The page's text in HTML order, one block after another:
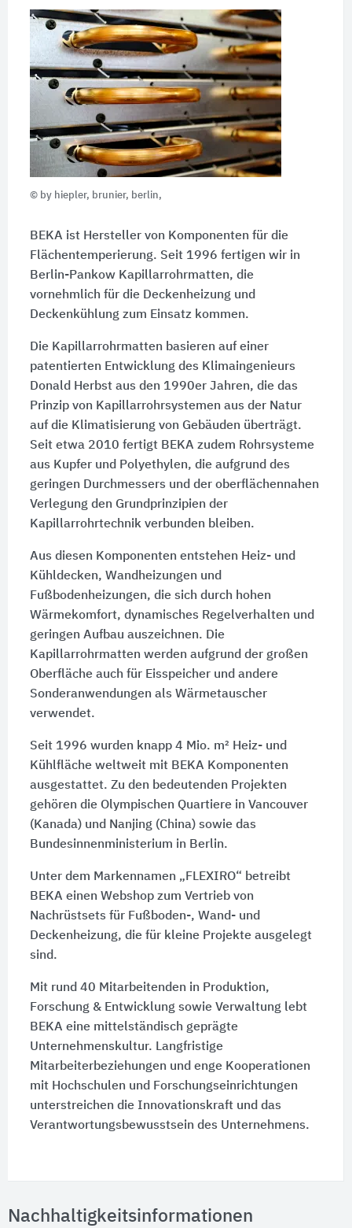
© by hiepler, brunier, berlin,
BEKA ist Hersteller von Komponenten für die
Flächentemperierung. Seit 1996 fertigen wir in
Berlin-Pankow Kapillarrohrmatten, die
vornehmlich für die Deckenheizung und
Deckenkühlung zum Einsatz kommen.
Die Kapillarrohrmatten basieren auf einer
patentierten Entwicklung des Klimaingenieurs
Donald Herbst aus den 1990er Jahren, die das
Prinzip von Kapillarrohrsystemen aus der Natur
auf die Klimatisierung von Gebäuden überträgt.
Seit etwa 2010 fertigt BEKA zudem Rohrsysteme
aus Kupfer und Polyethylen, die aufgrund des
geringen Durchmessers und der oberflächennahen
Verlegung den Grundprinzipien der
Kapillarrohrtechnik verbunden bleiben.
Aus diesen Komponenten entstehen Heiz- und
Kühldecken, Wandheizungen und
Fußbodenheizungen, die sich durch hohen
Wärmekomfort, dynamisches Regelverhalten und
geringen Aufbau auszeichnen. Die
Kapillarrohrmatten werden aufgrund der großen
Oberfläche auch für Eisspeicher und andere
Sonderanwendungen als Wärmetauscher
verwendet.
Seit 1996 wurden knapp 4 Mio. m² Heiz- und
Kühlfläche weltweit mit BEKA Komponenten
ausgestattet. Zu den bedeutenden Projekten
gehören die Olympischen Quartiere in Vancouver
(Kanada) und Nanjing (China) sowie das
Bundesinnenministerium in Berlin.
Unter dem Markennamen „FLEXIRO“ betreibt
BEKA einen Webshop zum Vertrieb von
Nachrüstsets für Fußboden-, Wand- und
Deckenheizung, die für kleine Projekte ausgelegt
sind.
Mit rund 40 Mitarbeitenden in Produktion,
Forschung & Entwicklung sowie Verwaltung lebt
BEKA eine mittelständisch geprägte
Unternehmenskultur. Langfristige
Mitarbeiterbeziehungen und enge Kooperationen
mit Hochschulen und Forschungseinrichtungen
unterstreichen die Innovationskraft und das
Verantwortungsbewusstsein des Unternehmens.
Nachhaltigkeitsinformationen